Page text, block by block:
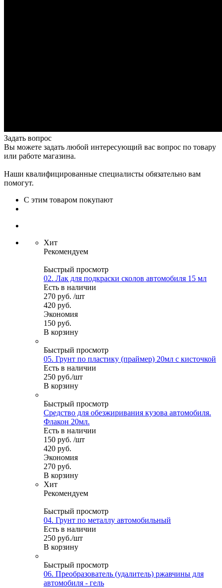
Задать вопрос
Вы можете задать любой интересующий вас вопрос по товару
или работе магазина.
Наши квалифицированные специалисты обязательно вам
помогут.
С этим товаром покупают
Хит
Рекомендуем
Быстрый просмотр
02. Лак для подкраски сколов автомобиля 15 мл
Есть в наличии
270 руб. /шт
420 руб.
Экономия
150 руб.
В корзину
Быстрый просмотр
05. Грунт по пластику (праймер) 20мл с кисточкой
Есть в наличии
250 руб./шт
В корзину
Быстрый просмотр
Средство для обезжиривания кузова автомобиля.
Флакон 20мл.
Есть в наличии
150 руб. /шт
420 руб.
Экономия
270 руб.
В корзину
Хит
Рекомендуем
Быстрый просмотр
04. Грунт по металлу автомобильный
Есть в наличии
250 руб./шт
В корзину
Быстрый просмотр
06. Преобразователь (удалитель) ржавчины для
автомобиля - гель